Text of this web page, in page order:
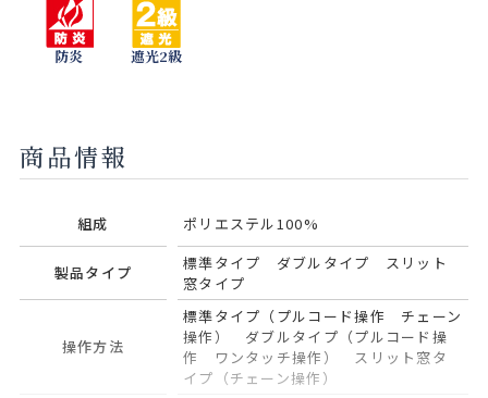
防炎 遮光2級
商品情報
組成 ポリエステル100%
製品タイプ
標準タイプ ダブルタイプ スリット
窓タイプ
操作方法
標準タイプ（プルコード操作 チェーン
操作） ダブルタイプ（プルコード操
作 ワンタッチ操作） スリット窓タ
イプ（チェーン操作）